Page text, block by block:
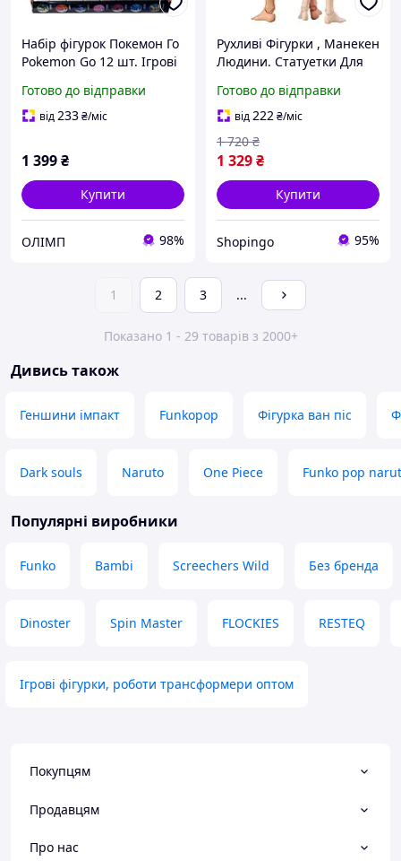
Набір фігурок Покемон Го
Pokemon Go 12 шт. Ігрові
Дитячий набір іграшок
Покетболи з покемонами
Готово до відправки
від233₴/міс
1 399₴
Купити
ОЛІМП 98%
Рухливі Фігурки , Манекен
Людини. Статуетки Для
13см, Шарнірні Фігурки
Shopingo
Готово до відправки
від222₴/міс
1 329₴
1 720 ₴
Купити
Shopingo 95%
1 2 3 ...
Показано 1 - 29 товарів з 2000+
Дивись також
Геншини імпакт Funkopop Фігурка ван піс
Dark souls Naruto One Piece Funko pop
Популярні виробники
Funko Bambi Screechers Wild Без бренда
Dinoster Spin Master FLOCKIES RESTEQ
Ігрові фігурки, роботи трансформери оптом
Покупцям
Продавцям
Про нас